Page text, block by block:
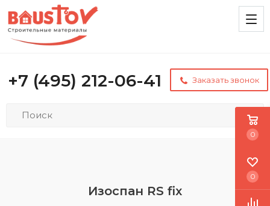
+7 (495) 212-06-41 Заказать звонок
Изоспан RS fix
0
0